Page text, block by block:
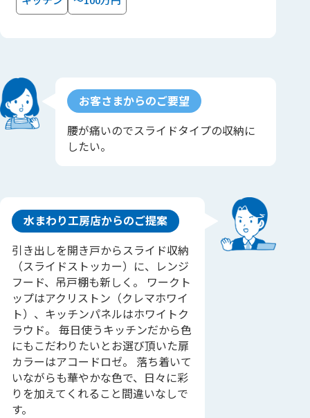
お客さまからのご要望
腰が痛いのでスライドタイプの収納に
したい。
水まわり工房店からのご提案
引き出しを開き戸からスライド収納
（スライドストッカー）に、レンジ
フード、吊戸棚も新しく。 ワークト
ップはアクリストン（クレマホワイ
ト）、キッチンパネルはホワイトク
ラウド。 毎日使うキッチンだから色
にもこだわりたいとお選び頂いた扉
カラーはアコードロゼ。 落ち着いて
いながらも華やかな色で、日々に彩
りを加えてくれること間違いなしで
す。